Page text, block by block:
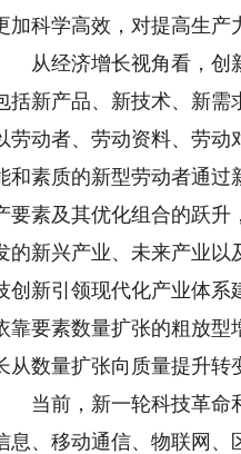
加科学高效，对提高生产
从经济增长视角看，创新
括新产品、新技术、新需
劳动者、劳动资料、劳动
和素质的新型劳动者通过
要素及其优化组合的跃升
的新兴产业、未来产业以
创新引领现代化产业体系
靠要素数量扩张的粗放型
从数量扩张向质量提升转
当前，新一轮科技革命和
息、移动通信、物联网、